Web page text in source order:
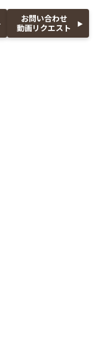
お問い合わせ
動画リクエスト